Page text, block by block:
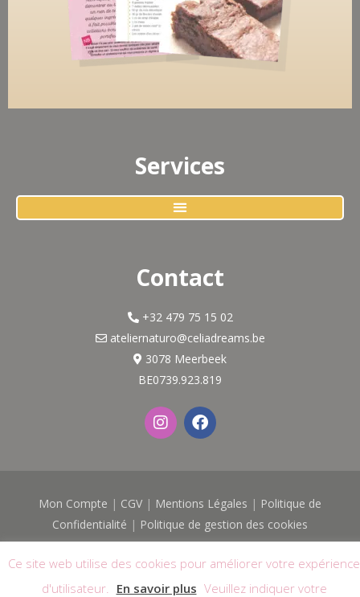
Services
Contact
+32 479 75 15 02
ateliernaturo@celiadreams.be
3078 Meerbeek
BE0739.923.819
I
n
s
r
a
m
F
a
c
o
k
Mon Compte | CGV | Mentions Légales | Politique de
Confidentialité | Politique de gestion des cookies
© 2026 Célia Dreams - Atelier Naturo
| Tous droits réservés |
Ce site web utilise des cookies pour améliorer votre expérience
d'utilisateur. En savoir plus Veuillez indiquer votre